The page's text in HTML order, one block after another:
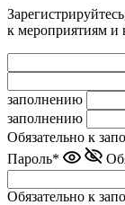
к мероприятиям и
заполнению
заполнению
Обязательно к
Пароль*
Обязательно к